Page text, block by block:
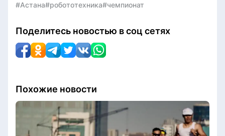
#Астана#робототехника#чемпионат
Поделитесь новостью в соц сетях
Похожие новости